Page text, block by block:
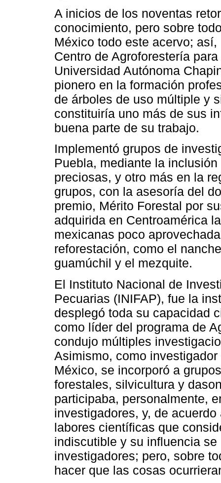
A inicios de los noventas
conocimiento, pero sobre
México todo este acervo;
Centro de Agroforestería
Universidad Autónoma
pionero en la formación
de árboles de uso múltiple y
constituiría uno más de sus
buena parte de su trabajo.
Implementó grupos de
Puebla, mediante la
preciosas, y otro más en la
grupos, con la asesoría del
premio, Mérito Forestal por
adquirida en Centroamérica
mexicanas poco
reforestación, como el
guamúchil y el mezquite.
El Instituto Nacional de
Pecuarias (INIFAP), fue la
desplegó toda su capacidad
como líder del programa de
condujo múltiples
Asimismo, como
México, se incorporó a
forestales, silvicultura y
participaba, personalmente,
investigadores, y, de
labores científicas que
indiscutible y su influencia
investigadores; pero, sobre
hacer que las cosas